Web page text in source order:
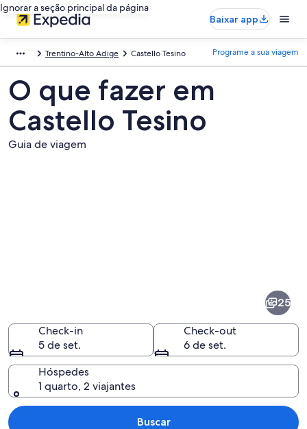
Ignorar a seção principal da página
Baixar app
Trentino-Alto Adige Castello Tesino Programe a sua viagem
O que fazer em
Castello Tesino
Guia de viagem
Uma cidade nas montanhas coberta
25
Check-in
5 de set.
Check-out
6 de set.
Hóspedes
1 quarto, 2 viajantes
Buscar